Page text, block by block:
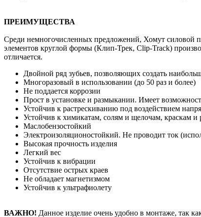
ПРЕИМУЩЕСТВА
Среди немногочисленных предложений, Хомут силовой
элементов круглой формы (Клип-Трек, Clip-Track)
отличается.
Двойной ряд зубьев, позволяющих создать
Многоразовый в использовании (до 50 раз и более)
Не поддается коррозии
Прост в установке и размыкании. Имеет
Устойчив к растрескиванию под воздействием
Устойчив к химикатам, солям и щелочам, краскам и
Маслобензостойкий
Электроизоляционостойкий. Не проводит ток
Высокая прочность изделия
Легкий вес
Устойчив к вибрации
Отсутствие острых краев
Не обладает магнетизмом
Устойчив к ультрафиолету
ВАЖНО! Данное изделие очень удобно в монтаже, так